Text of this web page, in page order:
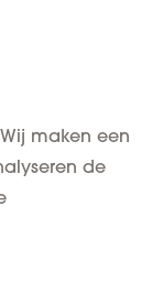
maken een
de